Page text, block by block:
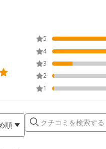
5
4
3
2
1
順